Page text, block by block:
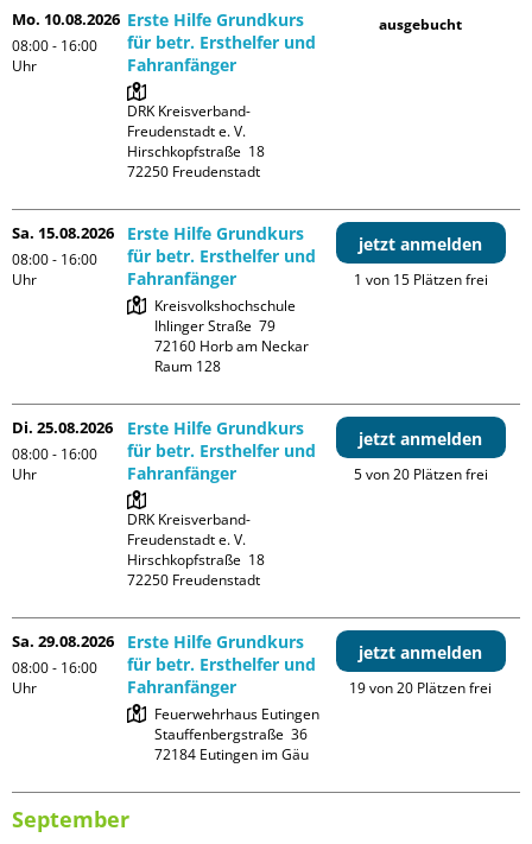
Mo. 10.08.2026
08:00 - 16:00
Uhr
Erste Hilfe Grundkurs
für betr. Ersthelfer und
Fahranfänger
DRK Kreisverband-
Freudenstadt e. V.
Hirschkopfstraße  18
ausgebucht
Sa. 15.08.2026
08:00 - 16:00
Uhr
Erste Hilfe Grundkurs
für betr. Ersthelfer und
Fahranfänger
Kreisvolkshochschule
Ihlinger Straße  79
72160 Horb am Neckar
Raum 128
jetzt anmelden
1 von 15 Plätzen frei
Di. 25.08.2026
08:00 - 16:00
Uhr
Erste Hilfe Grundkurs
für betr. Ersthelfer und
Fahranfänger
DRK Kreisverband-
Freudenstadt e. V.
Hirschkopfstraße  18
jetzt anmelden
5 von 20 Plätzen frei
Sa. 29.08.2026
08:00 - 16:00
Uhr
Erste Hilfe Grundkurs
für betr. Ersthelfer und
Fahranfänger
Feuerwehrhaus Eutingen
Stauffenbergstraße  36
jetzt anmelden
19 von 20 Plätzen frei
September